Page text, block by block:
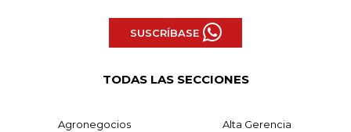
SUSCRÍBASE
TODAS LAS SECCIONES
Agronegocios Alta Gerencia